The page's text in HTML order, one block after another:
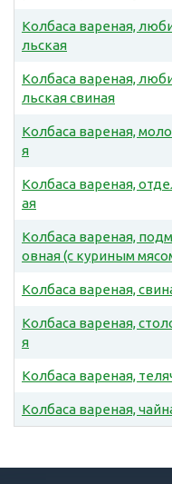
Колбаса вареная,
льская
Колбаса вареная,
льская свиная
Колбаса вареная,
я
Колбаса вареная,
ая
Колбаса вареная,
овная (с куриным
Колбаса вареная,
Колбаса вареная,
я
Колбаса вареная,
Колбаса вареная,